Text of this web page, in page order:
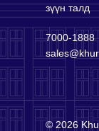
зүүн талд
7000-1888
© 2026